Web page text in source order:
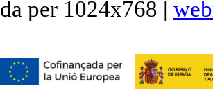
per 1024x768 |